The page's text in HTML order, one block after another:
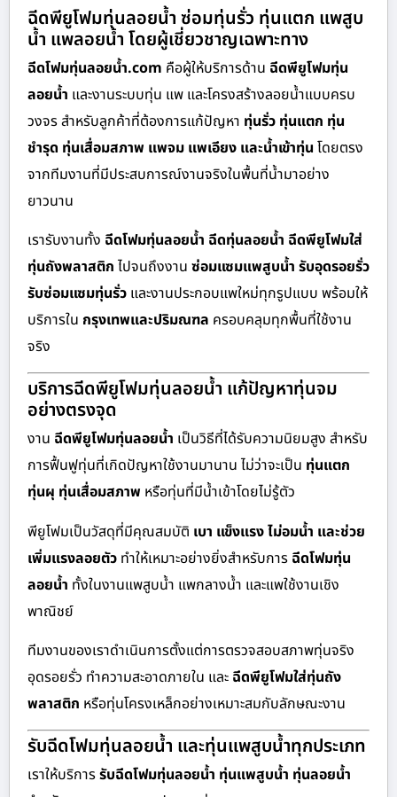
ฉีดพียูโฟมทุ่นลอยน้ำ ซ่อมทุ่นรั่ว ทุ่นแตก แพสูบ
น้ำ แพลอยน้ำ โดยผู้เชี่ยวชาญเฉพาะทาง
ฉีดโฟมทุ่นลอยน้ำ.com คือผู้ให้บริการด้าน ฉีดพียูโฟมทุ่น
ลอยน้ำ และงานระบบทุ่น แพ และโครงสร้างลอยน้ำแบบครบ
วงจร สำหรับลูกค้าที่ต้องการแก้ปัญหา ทุ่นรั่ว ทุ่นแตก ทุ่น
ชำรุด ทุ่นเสื่อมสภาพ แพจม แพเอียง และน้ำเข้าทุ่น โดยตรง
จากทีมงานที่มีประสบการณ์งานจริงในพื้นที่น้ำมาอย่าง
ยาวนาน
เรารับงานทั้ง ฉีดโฟมทุ่นลอยน้ำ ฉีดทุ่นลอยน้ำ ฉีดพียูโฟมใส่
ทุ่นถังพลาสติก ไปจนถึงงาน ซ่อมแซมแพสูบน้ำ รับอุดรอยรั่ว
รับซ่อมแซมทุ่นรั่ว และงานประกอบแพใหม่ทุกรูปแบบ พร้อมให้
บริการใน กรุงเทพและปริมณฑล ครอบคลุมทุกพื้นที่ใช้งาน
จริง
บริการฉีดพียูโฟมทุ่นลอยน้ำ แก้ปัญหาทุ่นจม
อย่างตรงจุด
งาน ฉีดพียูโฟมทุ่นลอยน้ำ เป็นวิธีที่ได้รับความนิยมสูง สำหรับ
การฟื้นฟูทุ่นที่เกิดปัญหาใช้งานมานาน ไม่ว่าจะเป็น ทุ่นแตก
ทุ่นผุ ทุ่นเสื่อมสภาพ หรือทุ่นที่มีน้ำเข้าโดยไม่รู้ตัว
พียูโฟมเป็นวัสดุที่มีคุณสมบัติ เบา แข็งแรง ไม่อมน้ำ และช่วย
เพิ่มแรงลอยตัว ทำให้เหมาะอย่างยิ่งสำหรับการ ฉีดโฟมทุ่น
ลอยน้ำ ทั้งในงานแพสูบน้ำ แพกลางน้ำ และแพใช้งานเชิง
พาณิชย์
ทีมงานของเราดำเนินการตั้งแต่การตรวจสอบสภาพทุ่นจริง
อุดรอยรั่ว ทำความสะอาดภายใน และ ฉีดพียูโฟมใส่ทุ่นถัง
พลาสติก หรือทุ่นโครงเหล็กอย่างเหมาะสมกับลักษณะงาน
รับฉีดโฟมทุ่นลอยน้ำ และทุ่นแพสูบน้ำทุกประเภท
เราให้บริการรับฉีดโฟมทุ่นลอยน้ำ ทุ่นแพสูบน้ำ ทุ่นลอยน้ำ